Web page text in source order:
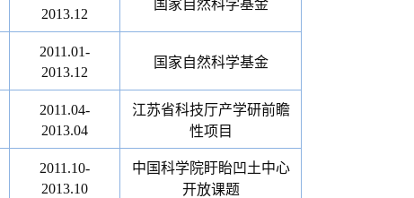
2013.12
国家自然科学基金
2011.01-
2013.12
国家自然科学基金
2011.04-
2013.04
江苏省科技厅产学研前瞻
性项目
2011.10-
2013.10
中国科学院盱眙凹土中心
开放课题